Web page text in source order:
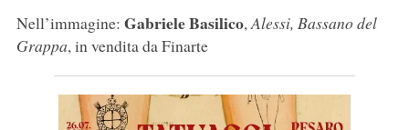
Nell’immagine: Gabriele Basilico,Alessi, Bassano del
Grappa, in vendita da Finarte